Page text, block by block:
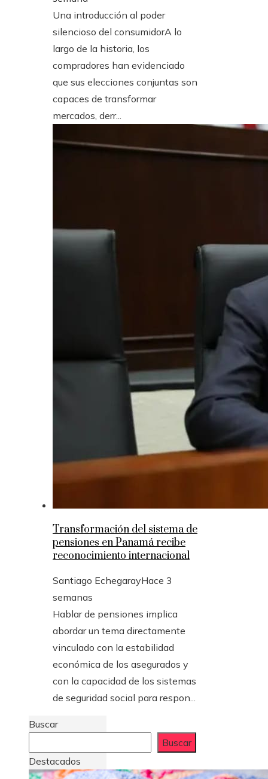
Una introducción al poder
silencioso del consumidorA lo
largo de la historia, los
compradores han evidenciado
que sus elecciones conjuntas son
capaces de transformar
mercados, derr...
Transformación del sistema de
pensiones en Panamá recibe
reconocimiento internacional
Santiago EchegarayHace 3
semanas
Hablar de pensiones implica
abordar un tema directamente
vinculado con la estabilidad
económica de los asegurados y
con la capacidad de los sistemas
de seguridad social para respon...
Buscar
Buscar
Destacados